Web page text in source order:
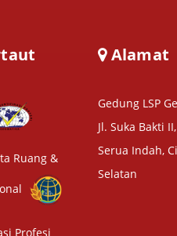
Ruang &
Profesi
Alamat
Gedung LSP
Jl. Suka Bakti
Serua Indah,
Selatan